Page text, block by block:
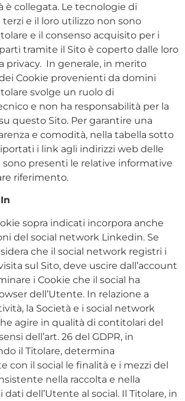
è collegata. Le tecnologie di
e il loro utilizzo non sono
e il consenso acquisito per i
tramite il Sito è coperto dalle loro
privacy. In generale, in merito
Cookie provenienti da domini
svolge un ruolo di
e non ha responsabilità per la
questo Sito. Per garantire una
e comodità, nella tabella sotto
i link agli indirizzi web delle
presenti le relative informative
riferimento.
sopra indicati incorpora anche
del social network Linkedin. Se
che il social network registri i
sul Sito, deve uscire dall’account
i Cookie che il social ha
dell’Utente. In relazione a
la Società e i social network
agire in qualità di contitolari del
dell’art. 26 del GDPR, in
il Titolare, determina
con il social le finalità e i mezzi del
nella raccolta e nella
dell’Utente al social. Il Titolare, in